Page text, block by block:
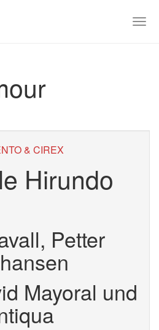
& CIREX
Hirundo
Petter
Mayoral und